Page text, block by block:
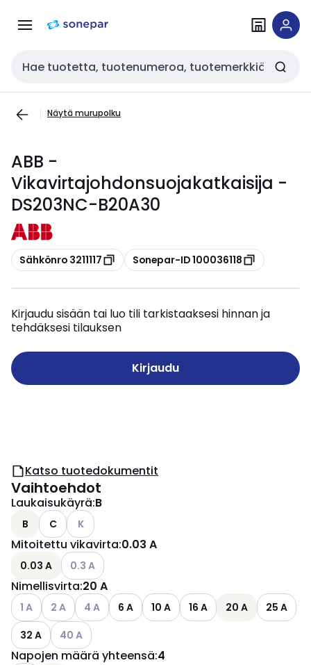
navigointiinsisältöön
Haku
Näytä murupolku
ABB -
Vikavirtajohdonsuojakatkaisija -
DS203NC-B20A30
Kopioi
Sähkönro 3211117 Kopioi
Sonepar-ID 100036118
Kirjaudu sisään tai luo tili tarkistaaksesi hinnan ja
tehdäksesi tilauksen
Kirjaudu
Katso tuotedokumentit
Vaihtoehdot
Laukaisukäyrä:B
B C Katso käytettävissä olevat vaihtoehdot
K
Mitoitettu vikavirta:0.03 A
0.03 A Katso käytettävissä olevat vaihtoehdot
0.3 A
Nimellisvirta:20 A
Katso käytettävissä olevat vaihtoehdot
1 A Katso käytettävissä olevat vaihtoehdot
2 A Katso käytettävissä olevat vaihtoehdot
4 A 6 A 10 A 16 A 20 A
25 A
32 A
Katso käytettävissä olevat vaihtoehdot
40 A
Napojen määrä yhteensä:4